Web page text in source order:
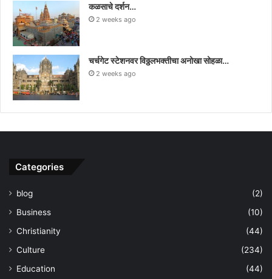
कळसाचे दर्शन…
2 weeks ago
चर्चगेट स्टेशनवर विठ्ठलभक्तीचा अनोखा सोहळा…
2 weeks ago
Categories
blog
(2)
Business
(10)
Christianity
(44)
Culture
(234)
Education
(44)